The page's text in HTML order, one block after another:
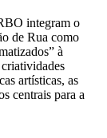
integram o
de Rua como
à
artísticas, as
centrais para a